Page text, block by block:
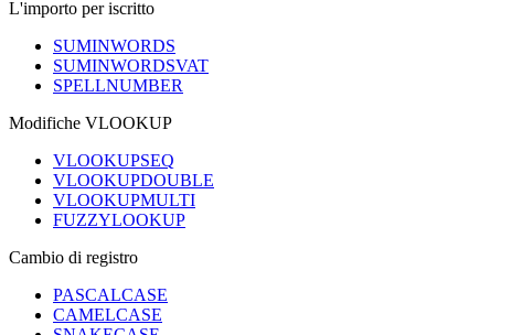
L'importo per iscritto
SUMINWORDS
SUMINWORDSVAT
SPELLNUMBER
Modifiche VLOOKUP
VLOOKUPSEQ
VLOOKUPDOUBLE
VLOOKUPMULTI
FUZZYLOOKUP
Cambio di registro
PASCALCASE
CAMELCASE